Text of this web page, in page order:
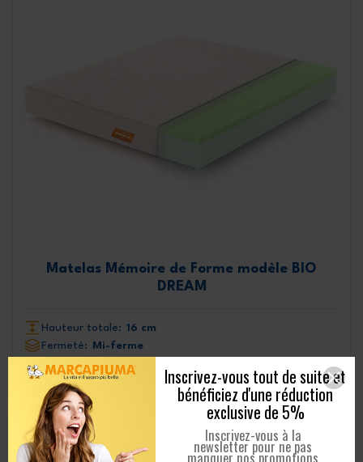
Matelas Mémoire de Forme modèle BIO
DREAM
Hauteur totale: 16 cm
Fermeté: Mi-ferme
Caractéristiques:
200 Commentaires
à partir de 327,99 €
EN SAVOIR PLUS
Inscrivez-vous tout de suite et
bénéficiez d'une réduction
exclusive de 5%
Inscrivez-vous à la
newsletter pour ne pas
manquer nos promotions